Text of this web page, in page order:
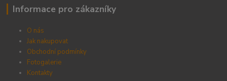
Informace pro zákazníky
O nás
Jak nakupovat
Obchodní podmínky
Fotogalerie
Kontakty